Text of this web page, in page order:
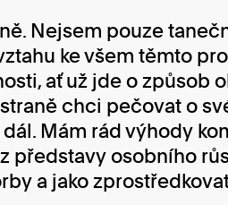
Nejsem pouze
ke všem těmto
ať už jde o způsob
chci pečovat o
Mám rád výhody
představy osobního
a jako